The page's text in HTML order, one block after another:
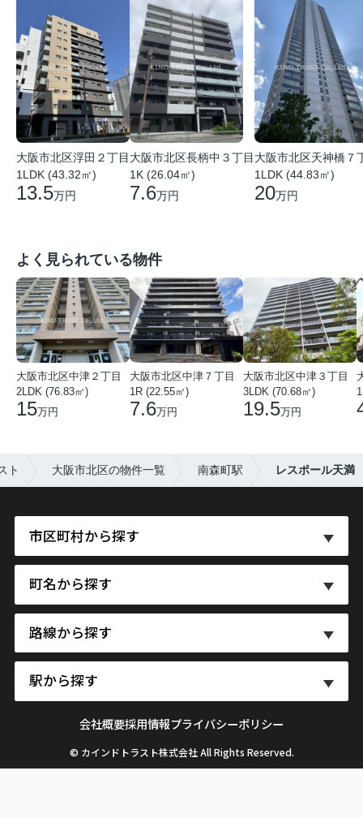
大阪市北区浮田２丁目
1LDK (43.32㎡)
13.5万円
大阪市北区長柄中３丁目
1K (26.04㎡)
7.6万円
大阪市北区天神橋７
1LDK (44.83㎡)
20万円
よく見られている物件
大阪市北区中津２丁目
2LDK (76.83㎡)
15万円
大阪市北区中津７丁目
1R (22.55㎡)
7.6万円
大阪市北区中津３丁目
3LDK (70.68㎡)
19.5万円
ト 大阪市北区の物件一覧 南森町駅 レスポール天満
市区町村から探す
町名から探す
路線から探す
駅から探す
会社概要採用情報プライバシーポリシー
© カインドトラスト株式会社 All Rights Reserved.